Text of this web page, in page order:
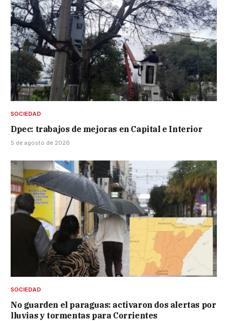
SOCIEDAD
Dpec: trabajos de mejoras en Capital e Interior
5 de agosto de 2026
SOCIEDAD
No guarden el paraguas: activaron dos alertas por
lluvias y tormentas para Corrientes